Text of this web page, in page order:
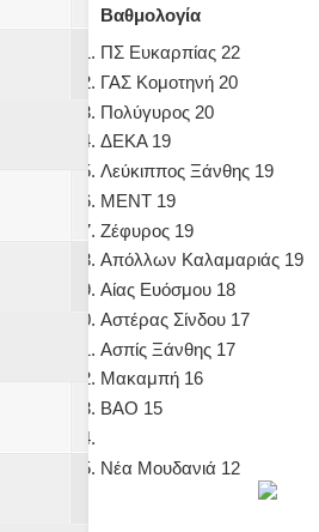
Βαθμολογία
ΠΣ Ευκαρπίας 22
ΓΑΣ Κομοτηνή 20
Πολύγυρος 20
ΔΕΚΑ 19
Λεύκιππος Ξάνθης 19
ΜΕΝΤ 19
Ζέφυρος 19
Απόλλων Καλαμαριάς 19
Αίας Ευόσμου 18
Αστέρας Σίνδου 17
Ασπίς Ξάνθης 17
Μακαμπή 16
ΒΑΟ 15
Νέα Μουδανιά 12